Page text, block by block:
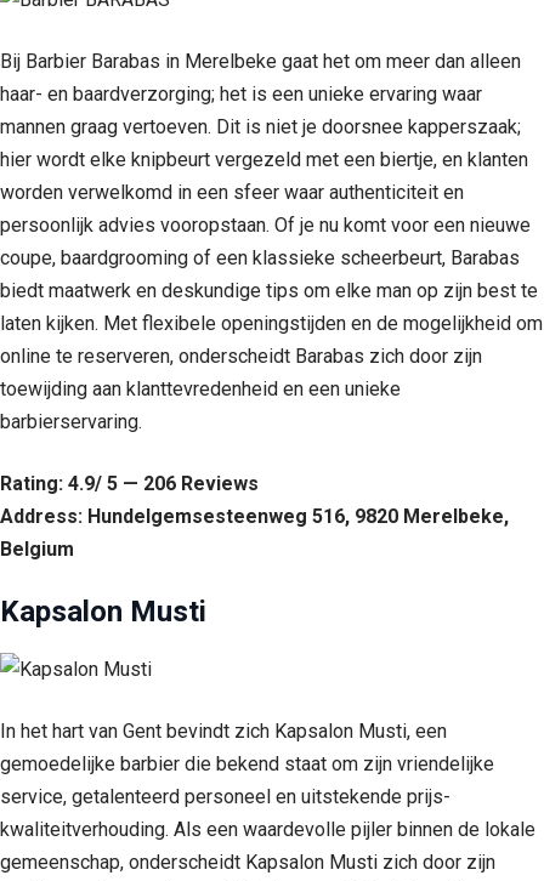
Bij Barbier Barabas in Merelbeke gaat het om meer dan alleen
haar- en baardverzorging; het is een unieke ervaring waar
mannen graag vertoeven. Dit is niet je doorsnee kapperszaak;
hier wordt elke knipbeurt vergezeld met een biertje, en klanten
worden verwelkomd in een sfeer waar authenticiteit en
persoonlijk advies vooropstaan. Of je nu komt voor een nieuwe
coupe, baardgrooming of een klassieke scheerbeurt, Barabas
biedt maatwerk en deskundige tips om elke man op zijn best te
laten kijken. Met flexibele openingstijden en de mogelijkheid om
online te reserveren, onderscheidt Barabas zich door zijn
toewijding aan klanttevredenheid en een unieke
barbierservaring.
Rating: 4.9/ 5 — 206 Reviews
Address: Hundelgemsesteenweg 516, 9820 Merelbeke,
Belgium
Kapsalon Musti
In het hart van Gent bevindt zich Kapsalon Musti, een
gemoedelijke barbier die bekend staat om zijn vriendelijke
service, getalenteerd personeel en uitstekende prijs-
kwaliteitverhouding. Als een waardevolle pijler binnen de lokale
gemeenschap, onderscheidt Kapsalon Musti zich door zijn